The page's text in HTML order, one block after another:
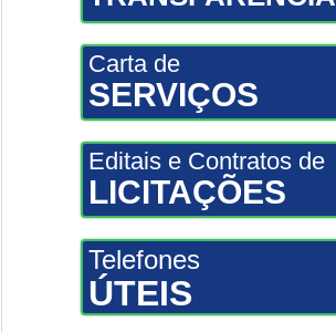
Carta de
SERVIÇOS
Editais e Contratos de
LICITAÇÕES
Telefones
ÚTEIS